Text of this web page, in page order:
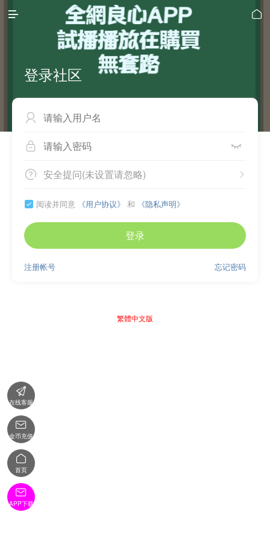
 
登录社区

 
 
安全提问(未设置请忽略)
 阅读并同意 《用户协议》 和 《隐私声明》
登录
忘记密码
注册帐号
繁體中文版

在线客服

金币充值

首页

APP下载